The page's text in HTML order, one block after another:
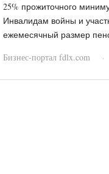
25% прожиточного
Инвалидам войны и
ежемесячный размер
Бизнес-портал fdlx.com
·